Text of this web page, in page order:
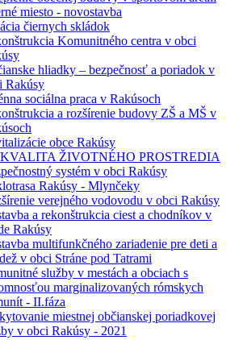
miesto - novostavba
čiernych skládok
Komunitného centra v obci
hliadky – bezpečnosť a poriadok v
Rakúsy
sociálna praca v Rakúsoch
a rozšírenie budovy ZŠ a MŠ v
obce Rakúsy
KVALITA ŽIVOTNÉHO PROSTREDIA
systém v obci Rakúsy
Rakúsy - Mlynčeky
verejného vodovodu v obci Rakúsy
a rekonštrukcia ciest a chodníkov v
Rakúsy
multifunkčného zariadenie pre deti a
v obci Stráne pod Tatrami
služby v mestách a obciach s
marginalizovaných rómskych
- II.fáza
miestnej občianskej poriadkovej
v obci Rakúsy - 2021